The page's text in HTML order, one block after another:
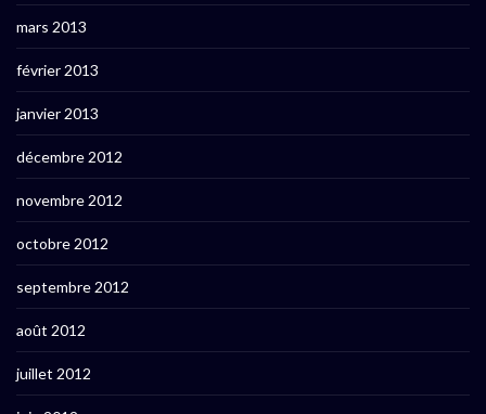
mars 2013
février 2013
janvier 2013
décembre 2012
novembre 2012
octobre 2012
septembre 2012
août 2012
juillet 2012